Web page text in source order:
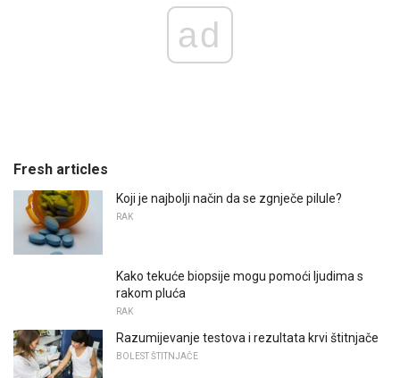
ad
Fresh articles
Koji je najbolji način da se zgnječe pilule?
RAK
Kako tekuće biopsije mogu pomoći ljudima s
rakom pluća
RAK
Razumijevanje testova i rezultata krvi štitnjače
BOLEST ŠTITNJAČE